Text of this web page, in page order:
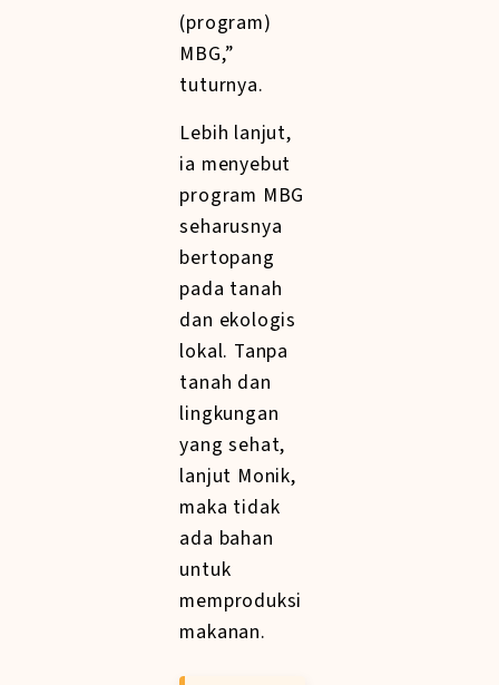
(program)
MBG,”
tuturnya.
Lebih lanjut,
ia menyebut
program MBG
seharusnya
bertopang
pada tanah
dan ekologis
lokal. Tanpa
tanah dan
lingkungan
yang sehat,
lanjut Monik,
maka tidak
ada bahan
untuk
memproduksi
makanan.